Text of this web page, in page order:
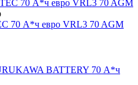
70 А*ч евро VRL3 70 AGM